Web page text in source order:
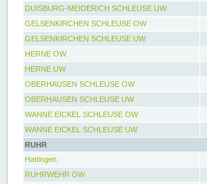
DUISBURG-MEIDERICH SCHLEUSE UW
GELSENKIRCHEN SCHLEUSE OW
GELSENKIRCHEN SCHLEUSE UW
HERNE OW
HERNE UW
OBERHAUSEN SCHLEUSE OW
OBERHAUSEN SCHLEUSE UW
WANNE EICKEL SCHLEUSE OW
WANNE EICKEL SCHLEUSE UW
RUHR
Hattingen
RUHRWEHR OW